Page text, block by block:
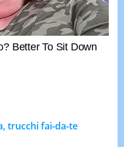
trucchi fai-da-te